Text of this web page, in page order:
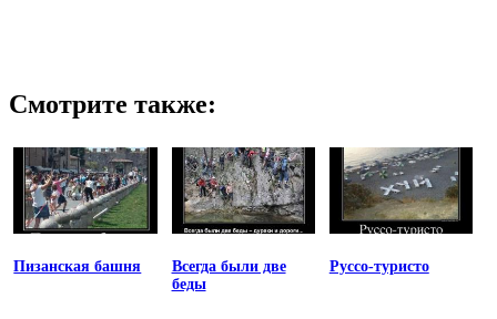
Смотрите также:
Пизанская башня
Всегда были две
беды
Руссо-туристо